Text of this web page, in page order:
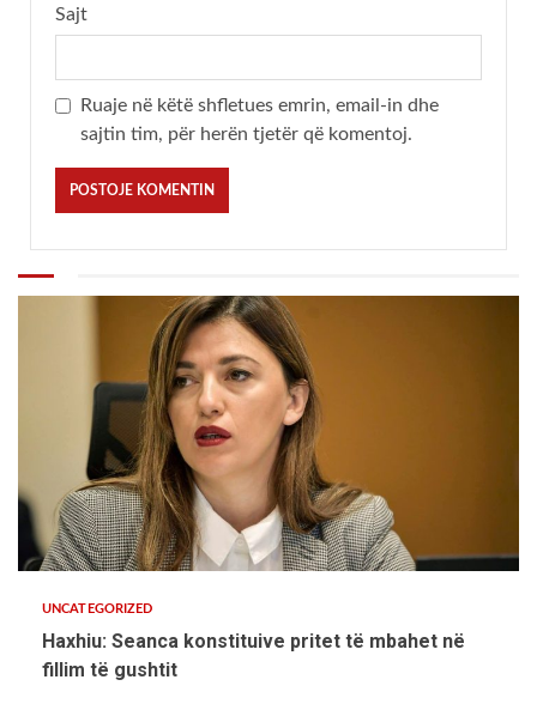
Sajt
Ruaje në këtë shfletues emrin, email-in dhe
sajtin tim, për herën tjetër që komentoj.
UNCATEGORIZED
Haxhiu: Seanca konstituive pritet të mbahet në
fillim të gushtit